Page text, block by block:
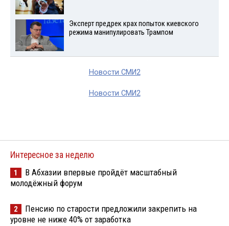
Эксперт предрек крах попыток киевского
режима манипулировать Трампом
Новости СМИ2
Новости СМИ2
Интересное за неделю
1
В Абхазии впервые пройдёт масштабный
молодёжный форум
2
Пенсию по старости предложили закрепить на
уровне не ниже 40% от заработка